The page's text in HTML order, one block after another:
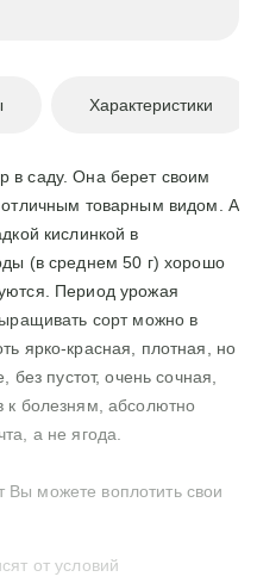
Характеристики
в саду. Она берет своим
товарным видом. А
кислинкой в
(в среднем 50 г) хорошо
Период урожая
сорт можно в
ярко-красная, плотная, но
без пустот, очень сочная,
к болезням, абсолютно
а не ягода.
можете воплотить свои
от условий